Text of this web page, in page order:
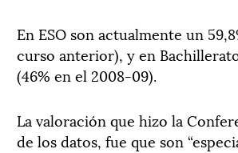
En ESO son actualmente un
curso anterior), y en
(46% en el 2008-09).
La valoración que hizo la
de los datos, fue que son